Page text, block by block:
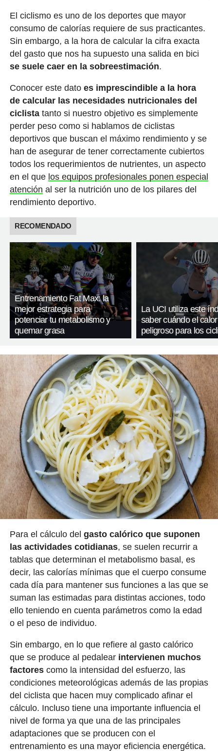
El ciclismo es uno de los deportes que mayor
consumo de calorías requiere de sus practicantes.
Sin embargo, a la hora de calcular la cifra exacta
del gasto que nos ha supuesto una salida en bici
se suele caer en la sobreestimación.
Conocer este dato es imprescindible a la hora
de calcular las necesidades nutricionales del
ciclistatanto si nuestro objetivo es simplemente
perder peso como si hablamos de ciclistas
deportivos que buscan el máximo rendimiento y se
han de asegurar de tener correctamente cubiertos
todos los requerimientos de nutrientes, un aspecto
en el que los equipos profesionales ponen especial
atención al ser la nutrición uno de los pilares del
rendimiento deportivo.
RECOMENDADO
Entrenamiento Fat Max: la
mejor estrategia para
potenciar tu metabolismo y
quemar grasa
La UCI utiliza este
saber cuándo el
peligroso para los
Para el cálculo del gasto calórico que suponen
las actividades cotidianas, se suelen recurrir a
tablas que determinan el metabolismo basal, es
decir, las calorías mínimas que el cuerpo consume
cada día para mantener sus funciones a las que se
suman las estimadas para distintas acciones, todo
ello teniendo en cuenta parámetros como la edad
o el peso de individuo.
Sin embargo, en lo que refiere al gasto calórico
que se produce al pedalear intervienen muchos
factorescomo la intensidad del esfuerzo, las
condiciones meteorológicas además de las propias
del ciclista que hacen muy complicado afinar el
cálculo. Incluso tiene una importante influencia el
nivel de forma ya que una de las principales
adaptaciones que se producen con el
entrenamiento es una mayor eficiencia energética.